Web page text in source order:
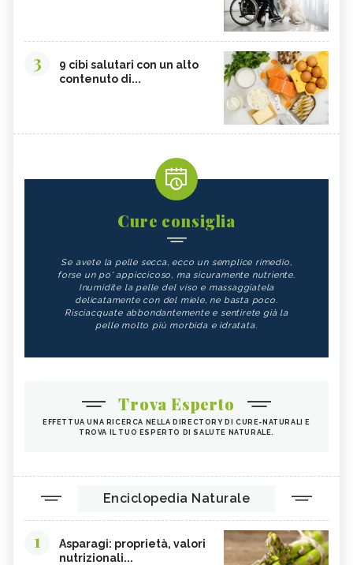
3
9 cibi salutari con un alto
contenuto di...
Cure consiglia
Se avete la pelle secca, ecco un semplice rimedio,
forse un po' appiccicoso, ma sicuramente nutriente.
Inumidite la pelle del viso e massaggiatela
delicatamente con del miele, ne basta poco.
Risciacquate abbondantemente e sentirete già la
pelle molto più morbida e idratata.
Trova Esperto
EFFETTUA UNA RICERCA NELLA DIRECTORY DI CURE-NATURALI E
TROVA IL TUO ESPERTO DI SALUTE NATURALE.
Enciclopedia Naturale
1
Asparagi: proprietà, valori
nutrizionali...